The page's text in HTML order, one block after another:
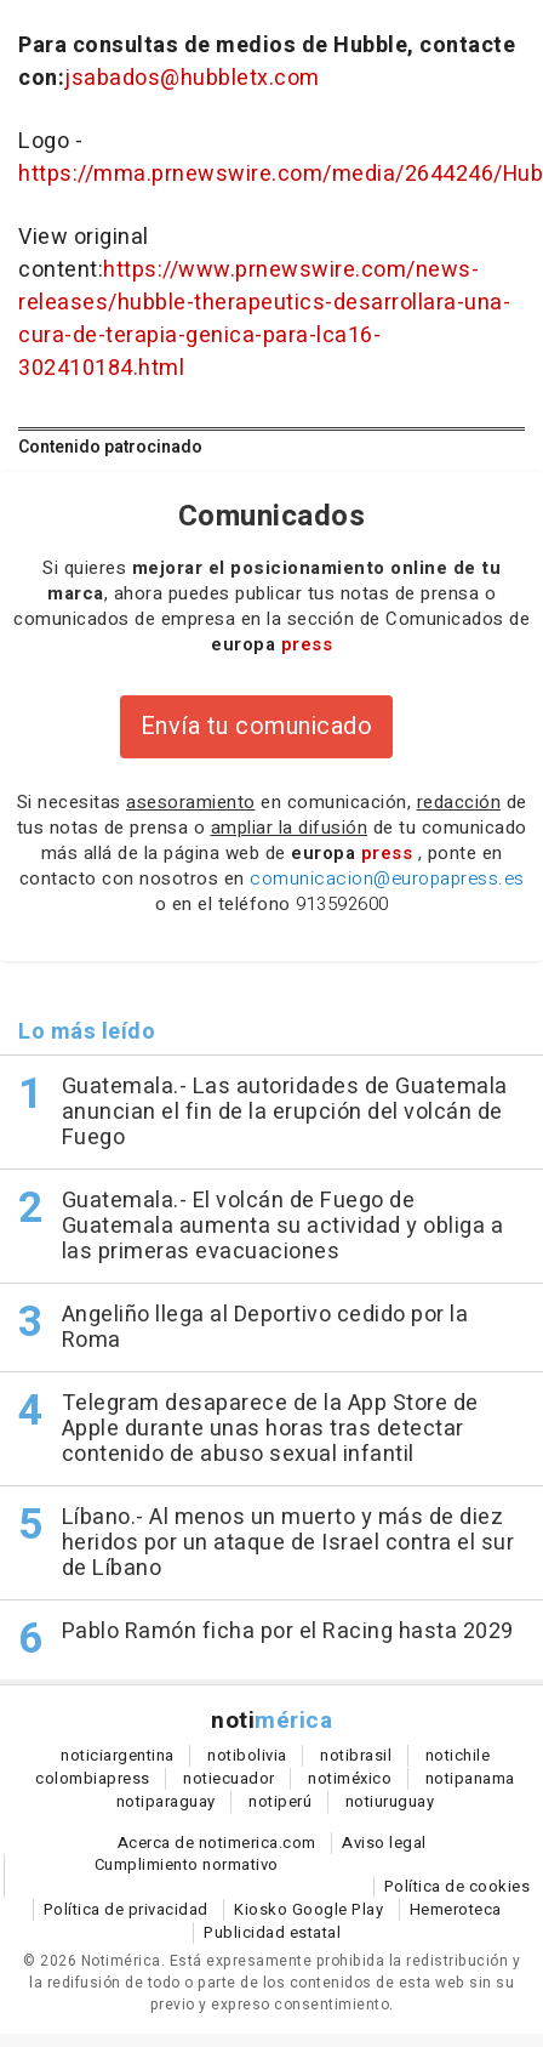
Para consultas de medios de Hubble, contacte
con:jsabados@hubbletx.com
Logo -
https://mma.prnewswire.com/media/2644246/
View original
content:https://www.prnewswire.com/news-
releases/hubble-therapeutics-desarrollara-una-
cura-de-terapia-genica-para-lca16-
302410184.html
Contenido patrocinado
Comunicados
Si quieres mejorar el posicionamiento online de tu
marca, ahora puedes publicar tus notas de prensa o
comunicados de empresa en la sección de Comunicados de
europa press
Envía tu comunicado
Si necesitas asesoramiento en comunicación, redacción de
tus notas de prensa o ampliar la difusión de tu comunicado
más allá de la página web de europa press , ponte en
contacto con nosotros en comunicacion@europapress.es
o en el teléfono 913592600
Lo más leído
Guatemala.- Las autoridades de Guatemala
anuncian el fin de la erupción del volcán de
Fuego
Guatemala.- El volcán de Fuego de
Guatemala aumenta su actividad y obliga a
las primeras evacuaciones
Angeliño llega al Deportivo cedido por la
Roma
Telegram desaparece de la App Store de
Apple durante unas horas tras detectar
contenido de abuso sexual infantil
Líbano.- Al menos un muerto y más de diez
heridos por un ataque de Israel contra el sur
de Líbano
Pablo Ramón ficha por el Racing hasta 2029
notimérica
noticiargentina notibolivia notibrasil notichile
colombiapress notiecuador notiméxico notipanama
notiparaguay notiperú notiuruguay
Acerca de notimerica.com
Aviso legal
Cumplimiento normativo
Política de cookies
Política de privacidad
Kiosko Google Play
Hemeroteca
Publicidad estatal
© 2026 Notimérica. Está expresamente prohibida la redistribución y
la redifusión de todo o parte de los contenidos de esta web sin su
previo y expreso consentimiento.